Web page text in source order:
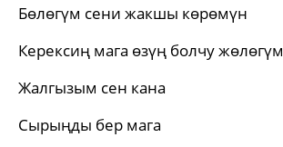
Бөлөгүм сени жакшы көрөмүн
Керексиң мага өзүң болчу жөлөгүм
Жалгызым сен кана
Сырыңды бер мага